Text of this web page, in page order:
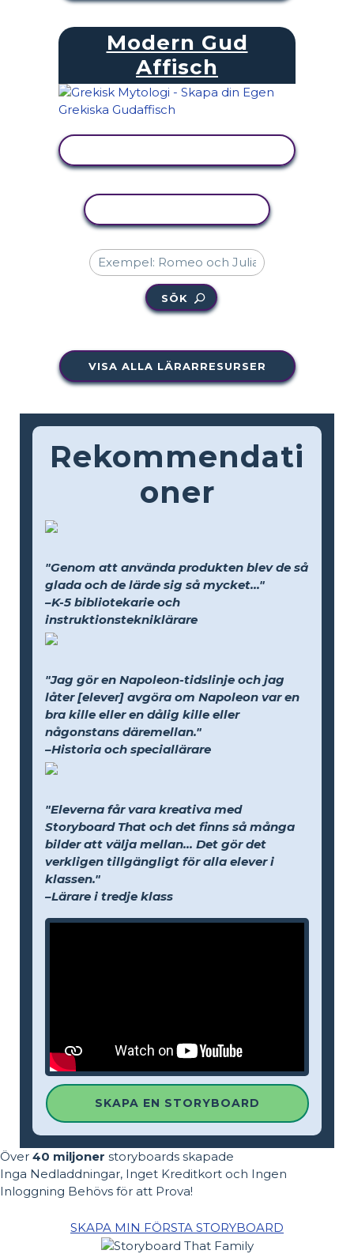
Modern Gud
Affisch
SÖK
VISA ALLA LÄRARRESURSER
Rekommendati
oner
"Genom att använda produkten blev de så
glada och de lärde sig så mycket..."
–K-5 bibliotekarie och
instruktionstekniklärare
"Jag gör en Napoleon-tidslinje och jag
låter [elever] avgöra om Napoleon var en
bra kille eller en dålig kille eller
någonstans däremellan."
–Historia och speciallärare
"Eleverna får vara kreativa med
Storyboard That och det finns så många
bilder att välja mellan... Det gör det
verkligen tillgängligt för alla elever i
klassen."
–Lärare i tredje klass
SKAPA EN STORYBOARD
Över 40 miljoner storyboards skapade
Inga Nedladdningar, Inget Kreditkort och Ingen
Inloggning Behövs för att Prova!
SKAPA MIN FÖRSTA STORYBOARD